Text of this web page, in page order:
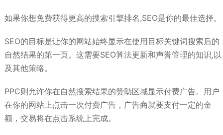
如果你想免费获得更高的搜索引擎排名,SEO是你的最佳选择。
SEO的目标是让你的网站始终显示在使用目标关键词搜索后的
自然结果的第一页。这需要SEO算法更新和声誉管理的知识,以
及其他策略。
PPC则允许你在自然搜索结果的赞助区域显示付费广告。用户
在你的网站上点击一次付费广告，广告商就要支付一定的金
额，交易将在点击系统上完成。